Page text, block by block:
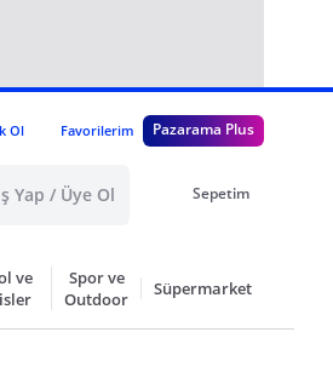
Ol Favorilerim Pazarama Plus
Yap / Üye Ol Sepetim
ve
Spor ve
Outdoor
Süpermarket